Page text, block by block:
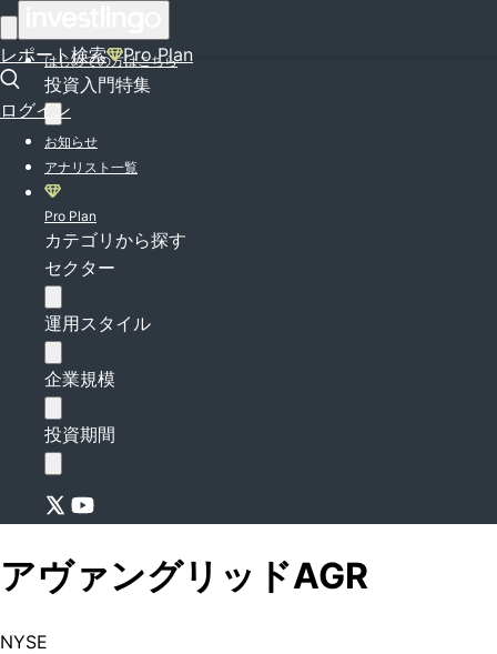
レポート検索 Pro Plan
ログイン
はじめての方はこちら
投資入門特集
お知らせ
アナリスト一覧
Pro Plan
カテゴリから探す
セクター
運用スタイル
企業規模
投資期間
アヴァングリッドAGR
NYSE